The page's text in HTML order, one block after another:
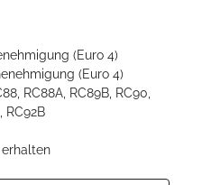
(Euro 4)
(Euro 4)
RC88A, RC89B, RC90,
RC92B